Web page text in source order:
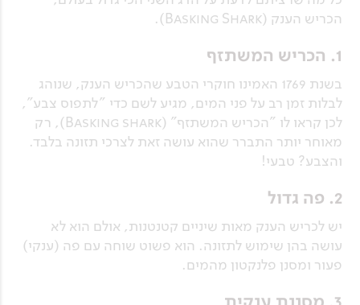
הכריש הענק (Basking Shark).
1. הכריש המשתזף
בשנת 1769 האמינו חוקרי הטבע שהכריש הענק, שנוהג
לבלות זמן רב על פני המים, מגיע לשם כדי "לתפוס צבע",
לכן קראו לו "הכריש המשתזף" (Basking shark), רק
מאוחר יותר התברר שהוא עושה זאת לצרכי תזונה בלבד.
והצבע? טבעי!
2. פה גדול
יש לכריש הענק מאות שיניים קטנטנות, אולם הוא לא
עושה בהן שימוש לתזונה. הוא פשוט שוחה עם פה (ענקי)
פעור ומסנן פלנקטון מהמים.